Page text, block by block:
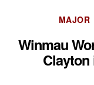
MAJOR
Winmau